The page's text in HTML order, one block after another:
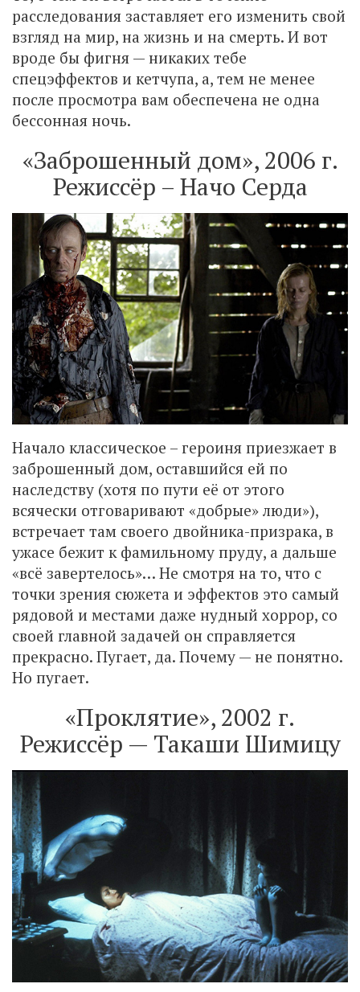
расследования заставляет его изменить свой
взгляд на мир, на жизнь и на смерть. И вот
вроде бы фигня — никаких тебе
спецэффектов и кетчупа, а, тем не менее
после просмотра вам обеспечена не одна
бессонная ночь.
«Заброшенный дом», 2006 г.
Режиссёр – Начо Серда
Начало классическое – героиня приезжает в
заброшенный дом, оставшийся ей по
наследству (хотя по пути её от этого
всячески отговаривают «добрые» люди»),
встречает там своего двойника-призрака, в
ужасе бежит к фамильному пруду, а дальше
«всё завертелось»… Не смотря на то, что с
точки зрения сюжета и эффектов это самый
рядовой и местами даже нудный хоррор, со
своей главной задачей он справляется
прекрасно. Пугает, да. Почему — не понятно.
Но пугает.
«Проклятие», 2002 г.
Режиссёр — Такаши Шимицу